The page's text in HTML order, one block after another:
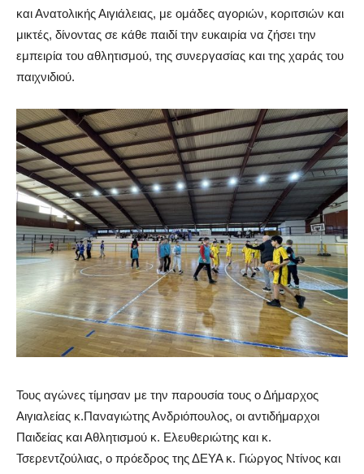
και Ανατολικής Αιγιάλειας, με ομάδες αγοριών, κοριτσιών και
μικτές, δίνοντας σε κάθε παιδί την ευκαιρία να ζήσει την
εμπειρία του αθλητισμού, της συνεργασίας και της χαράς του
παιχνιδιού.
Τους αγώνες τίμησαν με την παρουσία τους ο Δήμαρχος
Αιγιαλείας κ.Παναγιώτης Ανδριόπουλος, οι αντιδήμαρχοι
Παιδείας και Αθλητισμού κ. Ελευθεριώτης και κ.
Τσερεντζούλιας, ο πρόεδρος της ΔΕΥΑ κ. Γιώργος Ντίνος και